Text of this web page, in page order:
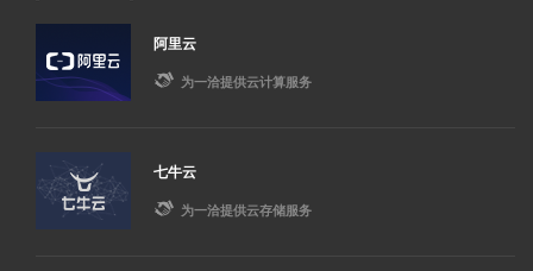
阿里云
 为一洽提供云计算服务
七牛云
 为一洽提供云存储服务